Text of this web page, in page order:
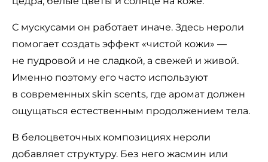
С мускусами он работает иначе. Здесь нероли
помогает создать эффект «чистой кожи» —
не пудровой и не сладкой, а свежей и живой.
Именно поэтому его часто используют
в современных skin scents, где аромат должен
ощущаться естественным продолжением тела.
В белоцветочных композициях нероли
добавляет структуру. Без него жасмин или